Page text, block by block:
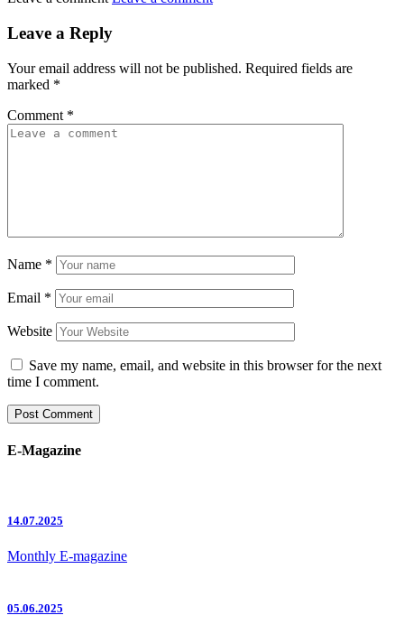
Leave a Reply
Your email address will not be published. Required fields are
marked *
Comment *
Name *
Email *
Website
Save my name, email, and website in this browser for the next
time I comment.
E-Magazine
14.07.2025
Monthly E-magazine
05.06.2025